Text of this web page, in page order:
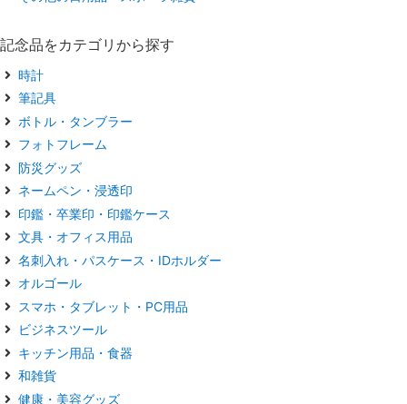
記念品をカテゴリから探す
時計
筆記具
ボトル・タンブラー
フォトフレーム
防災グッズ
ネームペン・浸透印
印鑑・卒業印・印鑑ケース
文具・オフィス用品
名刺入れ・パスケース・IDホルダー
オルゴール
スマホ・タブレット・PC用品
ビジネスツール
キッチン用品・食器
和雑貨
健康・美容グッズ